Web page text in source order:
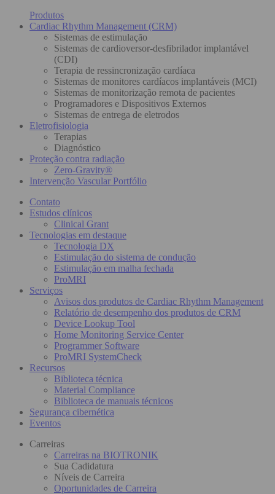
Produtos
Cardiac Rhythm Management (CRM)
Sistemas de estimulação
Sistemas de cardioversor-desfibrilador implantável
(CDI)
Terapia de ressincronização cardíaca
Sistemas de monitores cardíacos implantáveis (MCI)
Sistemas de monitorização remota de pacientes
Programadores e Dispositivos Externos
Sistemas de entrega de eletrodos
Eletrofisiologia
Terapias
Diagnóstico
Proteção contra radiação
Zero-Gravity®
Intervenção Vascular Portfólio
Contato
Estudos clínicos
Clinical Grant
Tecnologias em destaque
Tecnologia DX
Estimulação do sistema de condução
Estimulação em malha fechada
ProMRI
Serviços
Avisos dos produtos de Cardiac Rhythm Management
Relatório de desempenho dos produtos de CRM
Device Lookup Tool
Home Monitoring Service Center
Programmer Software
ProMRI SystemCheck
Recursos
Biblioteca técnica
Material Compliance
Biblioteca de manuais técnicos
Segurança cibernética
Eventos
Carreiras
Carreiras na BIOTRONIK
Sua Cadidatura
Níveis de Carreira
Oportunidades de Carreira